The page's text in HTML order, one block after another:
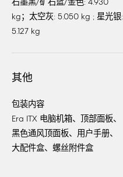
kg；太空灰: 5.050 kg ; 星光银:
5.127 kg
其他
包装内容
Era ITX 电脑机箱、顶部面板、
黑色通风顶面板、用户手册、
大配件盒、螺丝附件盒